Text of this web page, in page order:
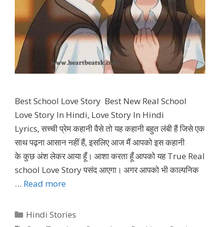
Best School Love Story Best New Real School
Love Story In Hindi, Love Story In Hindi
Lyrics, सच्ची प्रेम कहानी वैसे तो यह कहानी बहुत लंबी हैं जिसे एक
साथ पढ़ना आसान नहीं हैं, इसलिए आज मैं आपको इस कहानी
के कुछ अंश लेकर आया हूँ। आशा करता हूँ आपको यह True Real
school Love Story पसंद आएगा। अगर आपको भी काल्पनिक
… Read more
Categories
Hindi Stories